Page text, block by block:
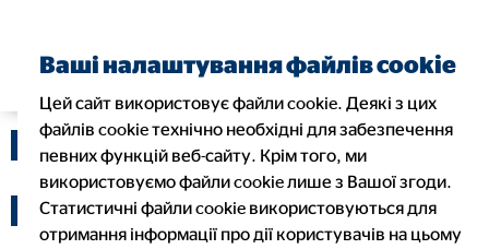
консультанта
Правильний туризм:
Що необхідно за
Ваші налаштування файлів cookie
Цей сайт використовує файли cookie. Деякі з цих
файлів cookie технічно необхідні для забезпечення
певних функцій веб-сайту. Крім того, ми
використовуємо файли cookie лише з Вашої згоди.
Статистичні файли cookie використовуються для
отримання інформації про дії користувачів на цьому